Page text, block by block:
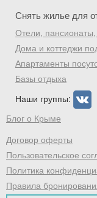
Снять жилье для
Отели,
Дома и коттеджи
Апартаменты
Базы отдыха
Наши группы:
Блог о Крыме
Договор оферты
Пользовательское
Политика
Правила